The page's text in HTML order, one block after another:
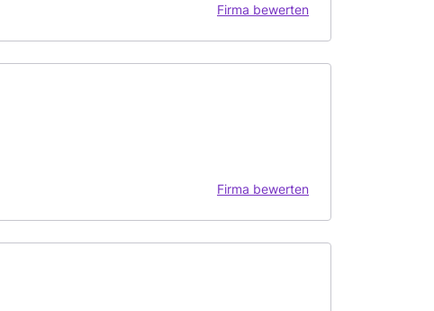
Firma bewerten
Firma bewerten